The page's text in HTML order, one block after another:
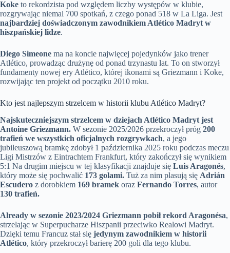
Koke to rekordzista pod względem liczby występów w klubie,
rozgrywając niemal 700 spotkań, z czego ponad 518 w La Liga. Jest
najbardziej doświadczonym zawodnikiem Atlético Madryt w
hiszpańskiej lidze.
Diego Simeone ma na koncie najwięcej pojedynków jako trener
Atlético, prowadząc drużynę od ponad trzynastu lat. To on stworzył
fundamenty nowej ery Atlético, której ikonami są Griezmann i Koke,
rozwijając ten projekt od początku 2010 roku.
Kto jest najlepszym strzelcem w historii klubu Atlético Madryt?
Najskuteczniejszym strzelcem w dziejach Atlético Madryt jest
Antoine Griezmann. W sezonie 2025/2026 przekroczył próg 200
trafień we wszystkich oficjalnych rozgrywkach, a jego
jubileuszową bramkę zdobył 1 października 2025 roku podczas meczu
Ligi Mistrzów z Eintrachtem Frankfurt, który zakończył się wynikiem
5:1 Na drugim miejscu w tej klasyfikacji znajduje się Luis Aragonés,
który może się pochwalić 173 golami. Tuż za nim plasują się Adrián
Escudero z dorobkiem 169 bramek oraz Fernando Torres, autor
130 trafień.
Already w sezonie 2023/2024 Griezmann pobił rekord Aragonésa,
strzelając w Superpucharze Hiszpanii przeciwko Realowi Madryt.
Dzięki temu Francuz stał się jedynym zawodnikiem w historii
Atlético, który przekroczył barierę 200 goli dla tego klubu.